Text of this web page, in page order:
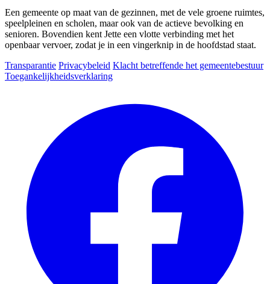
Een gemeente op maat van de gezinnen, met de vele groene ruimtes,
speelpleinen en scholen, maar ook van de actieve bevolking en
senioren. Bovendien kent Jette een vlotte verbinding met het
openbaar vervoer, zodat je in een vingerknip in de hoofdstad staat.
Transparantie Privacybeleid Klacht betreffende het gemeentebestuur
Toegankelijkheidsverklaring